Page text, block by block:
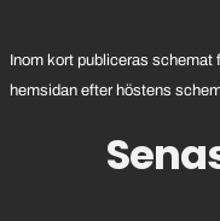
Inom kort publiceras schemat
hemsidan efter höstens